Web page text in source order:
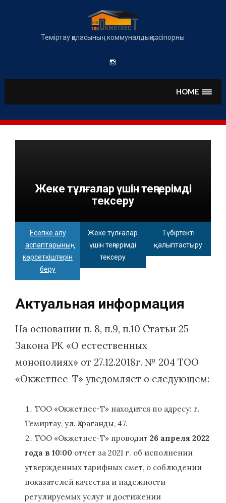
to
content
Теміртау қаласының коммуналдық кәсіпорны
HOME
Жеке тұлғалар үшін теңгерімді
тексеру
Есепке алу
аспаптарының
көрсеткіштерін
беру
Жеке тұлғалар
үшін теңгерімді
тексеру
Түбіртекті
қалыптастыру
Актуальная информация
На основании п. 8, п.9, п.10 Статьи 25
Закона РК «О естественных
монополиях» от 27.12.2018г. № 204 ТОО
«Окжетпес-Т» уведомляет о следующем:
ТОО «Окжетпес-Т» находится по адресу: г.
Темиртау, ул. Қараганды, 47.
ТОО «Окжетпес-Т» проводит 26 апреля 2022
года в 10:00отчет за 2021 г. об исполнении
утвержденных тарифных смет, о соблюдении
показателей качества и надежности
регулируемых услуг и достижении